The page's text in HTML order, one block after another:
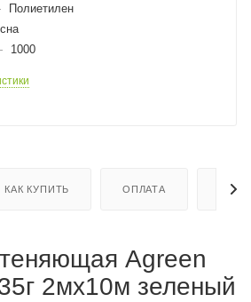
Полиетилен
1000
КАК КУПИТЬ ОПЛАТА
Agreen
2мх10м зеленый